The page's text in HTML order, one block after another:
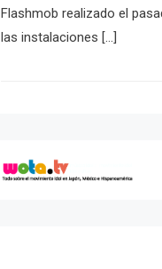
Flashmob realizado el
las instalaciones […]